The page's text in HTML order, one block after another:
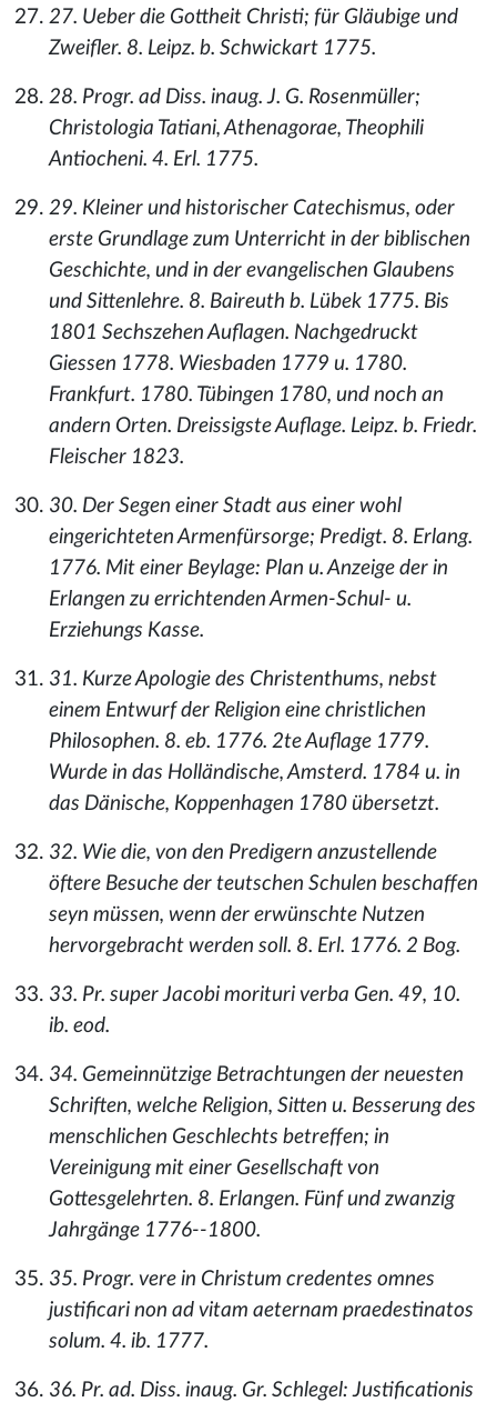
27. Ueber die Gottheit Christi; für Gläubige und
Zweifler. 8. Leipz. b. Schwickart 1775.
28. Progr. ad Diss. inaug. J. G. Rosenmüller;
Christologia Tatiani, Athenagorae, Theophili
Antiocheni. 4. Erl. 1775.
29. Kleiner und historischer Catechismus, oder
erste Grundlage zum Unterricht in der biblischen
Geschichte, und in der evangelischen Glaubens
und Sittenlehre. 8. Baireuth b. Lübek 1775. Bis
1801 Sechszehen Auflagen. Nachgedruckt
Giessen 1778. Wiesbaden 1779 u. 1780.
Frankfurt. 1780. Tübingen 1780, und noch an
andern Orten. Dreissigste Auflage. Leipz. b. Friedr.
Fleischer 1823.
30. Der Segen einer Stadt aus einer wohl
eingerichteten Armenfürsorge; Predigt. 8. Erlang.
1776. Mit einer Beylage: Plan u. Anzeige der in
Erlangen zu errichtenden Armen-Schul- u.
Erziehungs Kasse.
31. Kurze Apologie des Christenthums, nebst
einem Entwurf der Religion eine christlichen
Philosophen. 8. eb. 1776. 2te Auflage 1779.
Wurde in das Holländische, Amsterd. 1784 u. in
das Dänische, Koppenhagen 1780 übersetzt.
32. Wie die, von den Predigern anzustellende
öftere Besuche der teutschen Schulen beschaffen
seyn müssen, wenn der erwünschte Nutzen
hervorgebracht werden soll. 8. Erl. 1776. 2 Bog.
33. Pr. super Jacobi morituri verba Gen. 49, 10.
ib. eod.
34. Gemeinnützige Betrachtungen der neuesten
Schriften, welche Religion, Sitten u. Besserung des
menschlichen Geschlechts betreffen; in
Vereinigung mit einer Gesellschaft von
Gottesgelehrten. 8. Erlangen. Fünf und zwanzig
Jahrgänge 1776--1800.
35. Progr. vere in Christum credentes omnes
justificari non ad vitam aeternam praedestinatos
solum. 4. ib. 1777.
36. Pr. ad. Diss. inaug. Gr. Schlegel: Justificationis